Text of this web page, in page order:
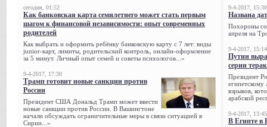
сегодня, 01:52
Как банковская карта семилетнего может стать первым
шагом к финансовой независимости: опыт современных
родителей
Как выбрать и оформить ребёнку банковскую карту с 7 лет: виды
junior-карт, лимиты, родительский контроль, онлайн-оформление
за 5 минут. Личный опыт семей и советы психологов...»
9-4-2017, 17:30
Трамп готовит новые санкции против
России
Президент США Дональд Трамп может ввести
новые санкции против России. В Вашингтоне
начали обсуждать ограничительные меры в связи ситуацией в
Сирии...»
9-4-2017, 15:30
Названа
Похороны
апреля на
9-4-2017, 15:14
Путин
серии
Президент
египетскому
взрывов,
арабской
9-4-2017, 13:45
В Египте в